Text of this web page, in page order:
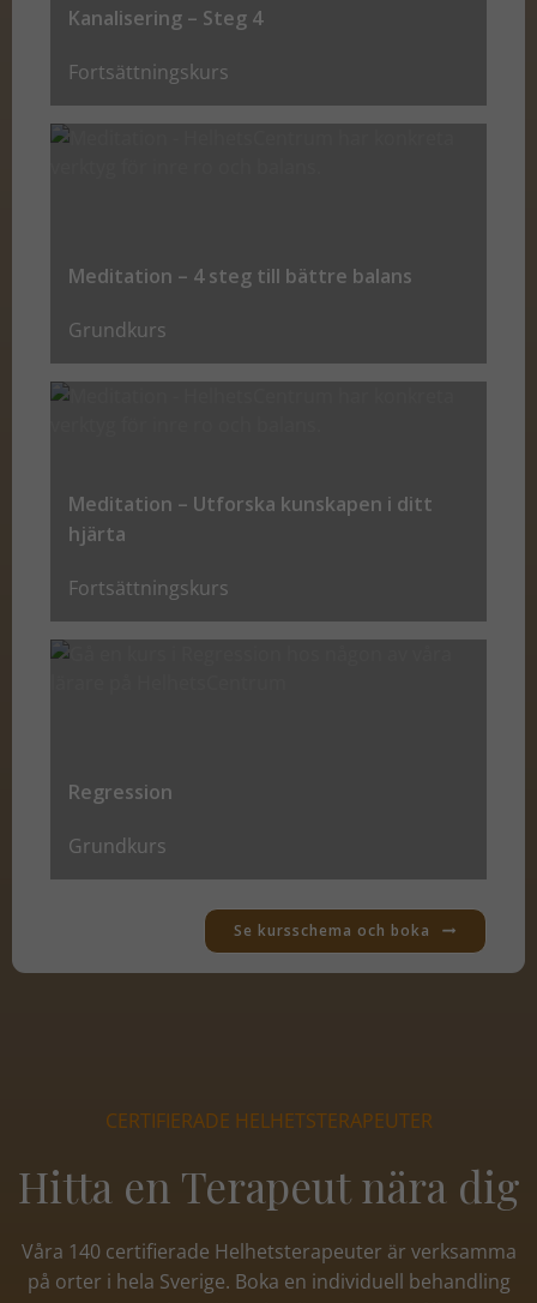
Kanalisering – Steg 4
Fortsättningskurs
Meditation – 4 steg till bättre balans
Grundkurs
Meditation – Utforska kunskapen i ditt
hjärta
Fortsättningskurs
Regression
Grundkurs
Se kursschema och boka
CERTIFIERADE HELHETSTERAPEUTER
Hitta en Terapeut nära dig
Våra 140 certifierade Helhetsterapeuter är verksamma
på orter i hela Sverige. Boka en individuell behandling